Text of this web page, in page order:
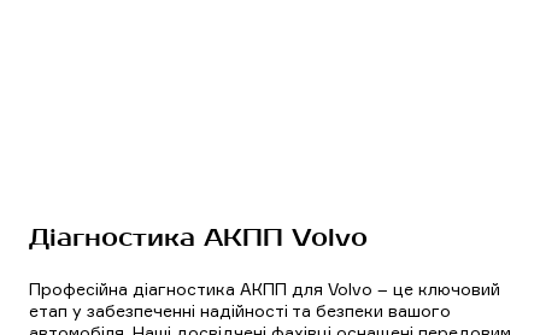
Діагностика АКПП Volvo
Професійна діагностика АКПП для Volvo – це ключовий
етап у забезпеченні надійності та безпеки вашого